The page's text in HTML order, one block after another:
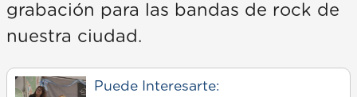
grabación para las bandas de rock de
nuestra ciudad.
Puede Interesarte: